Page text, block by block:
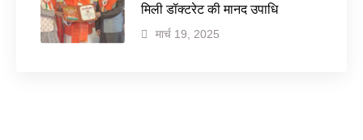
मिली डॉक्टरेट की मानद उपाधि
मार्च 19, 2025